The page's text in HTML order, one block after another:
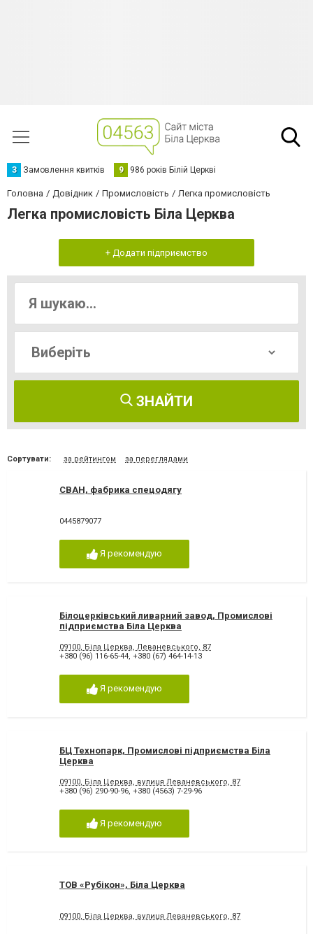
З Замовлення квитків 9 986 років Білій Церкві
Головна Довідник Промисловість Легка промисловість
Легка промисловість Біла Церква
+ Додати підприємство
ЗНАЙТИ
Сортувати: за рейтингом за переглядами
СВАН, фабрика спецодягу
0445879077
Я рекомендую
Білоцерківський ливарний завод, Промислові
підприємства Біла Церква
09100, Біла Церква, Леваневського, 87
+380 (96) 116-65-44, +380 (67) 464-14-13
Я рекомендую
БЦ Технопарк, Промислові підприємства Біла
Церква
09100, Біла Церква, вулиця Леваневського, 87
+380 (96) 290-90-96, +380 (4563) 7-29-96
Я рекомендую
ТОВ «Рубікон», Біла Церква
09100, Біла Церква, вулиця Леваневського, 87